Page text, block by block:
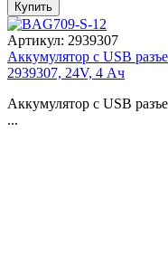
Артикул: 2939307
Аккумулятор с USB
2939307, 24V, 4 Ач
Аккумулятор с USB
...